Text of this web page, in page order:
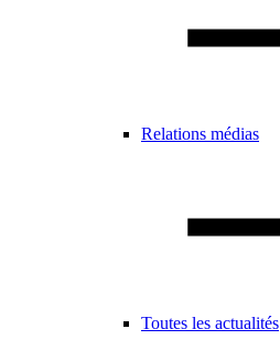
Relations médias
Toutes les actualités